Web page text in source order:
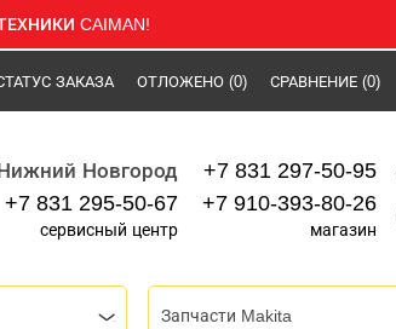
CAIMAN!
ЗАКАЗА ОТЛОЖЕНО (0) СРАВНЕНИЕ (0)
Новгород
+7 831 295-50-67
сервисный центр
+7 831 297-50-95
+7 910-393-80-26
магазин
Запчасти Makita